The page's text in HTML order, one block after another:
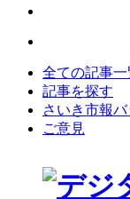
全ての記事一
記事を探す
さいき市報
ご意見